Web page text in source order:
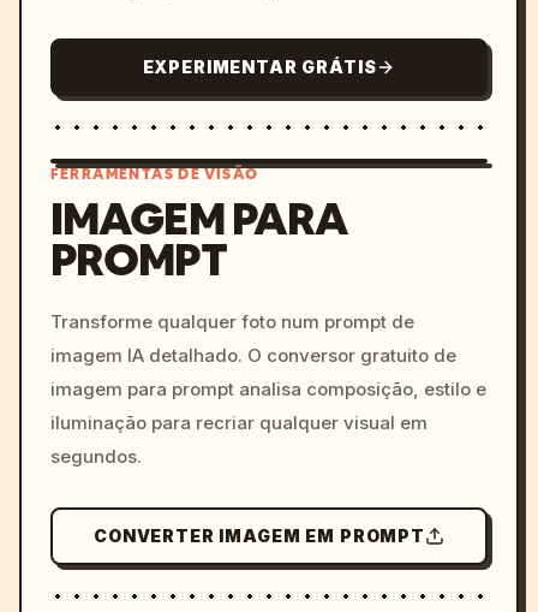
EXPERIMENTAR GRÁTIS
colors, 8k --v 6.0
FERRAMENTAS DE VISÃO
IMAGEM PARA
PROMPT
Transforme qualquer foto num prompt de
imagem IA detalhado. O conversor gratuito de
imagem para prompt analisa composição, estilo e
iluminação para recriar qualquer visual em
segundos.
CONVERTER IMAGEM EM PROMPT